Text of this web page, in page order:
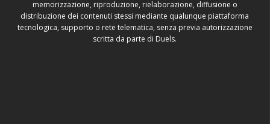
memorizzazione, riproduzione, rielaborazione, diffusione o
distribuzione dei contenuti stessi mediante qualunque piattaforma
tecnologica, supporto o rete telematica, senza previa autorizzazione
scritta da parte di Duels.